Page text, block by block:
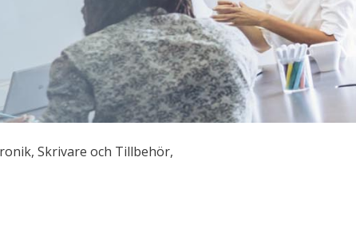
, Skrivare och Tillbehör,